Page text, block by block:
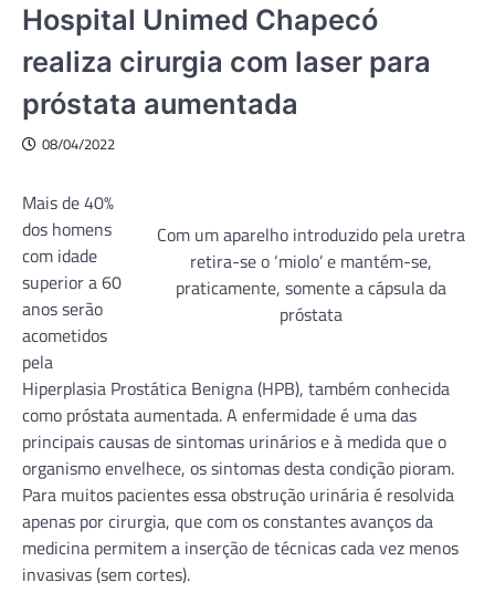
Hospital Unimed Chapecó
realiza cirurgia com laser para
próstata aumentada
08/04/2022
Com um aparelho introduzido pela uretra
retira-se o ‘miolo’ e mantém-se,
praticamente, somente a cápsula da
próstata
Mais de 40%
dos homens
com idade
superior a 60
anos serão
acometidos
pela
Hiperplasia Prostática Benigna (HPB), também conhecida
como próstata aumentada. A enfermidade é uma das
principais causas de sintomas urinários e à medida que o
organismo envelhece, os sintomas desta condição pioram.
Para muitos pacientes essa obstrução urinária é resolvida
apenas por cirurgia, que com os constantes avanços da
medicina permitem a inserção de técnicas cada vez menos
invasivas (sem cortes).